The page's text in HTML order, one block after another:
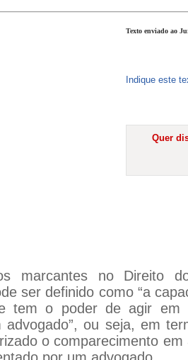
Texto enviado ao
Indique este
Quer
marcantes no Direito
ser definido como “a
tem o poder de agir em
advogado”, ou seja, em
o comparecimento em
por um advogado.